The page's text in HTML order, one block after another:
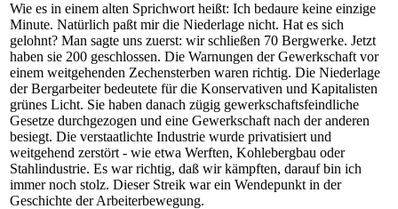
Wie es in einem alten Sprichwort heißt: Ich bedaure keine einzige
Minute. Natürlich paßt mir die Niederlage nicht. Hat es sich
gelohnt? Man sagte uns zuerst: wir schließen 70 Bergwerke. Jetzt
haben sie 200 geschlossen. Die Warnungen der Gewerkschaft vor
einem weitgehenden Zechensterben waren richtig. Die Niederlage
der Bergarbeiter bedeutete für die Konservativen und Kapitalisten
grünes Licht. Sie haben danach zügig gewerkschaftsfeindliche
Gesetze durchgezogen und eine Gewerkschaft nach der anderen
besiegt. Die verstaatlichte Industrie wurde privatisiert und
weitgehend zerstört - wie etwa Werften, Kohlebergbau oder
Stahlindustrie. Es war richtig, daß wir kämpften, darauf bin ich
immer noch stolz. Dieser Streik war ein Wendepunkt in der
Geschichte der Arbeiterbewegung.